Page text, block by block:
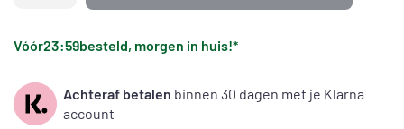
Vóór23:59besteld, morgen in huis!*
Achteraf betalen binnen 30 dagen met je Klarna
account